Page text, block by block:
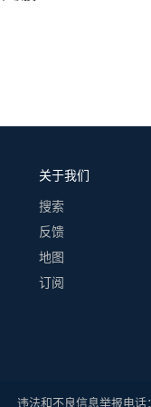
关于我们
搜索
反馈
地图
订阅
违法和不良信息举报电